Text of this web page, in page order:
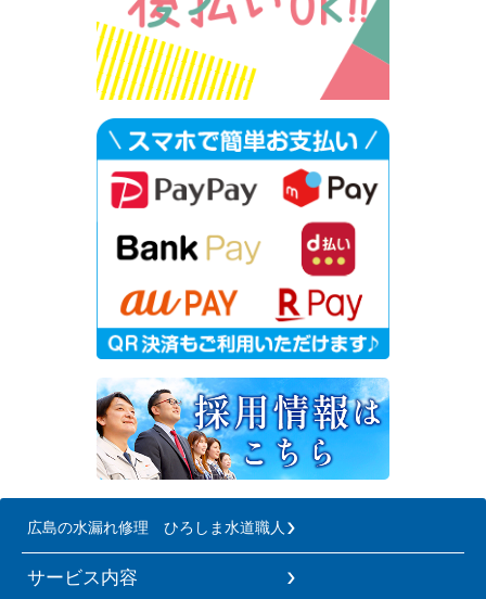
広島の水漏れ修理 ひろしま水道職人
サービス内容